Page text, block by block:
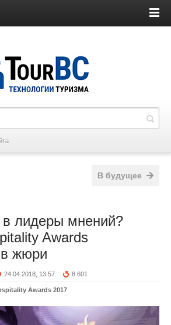
В будущее
в лидеры мнений?
Awards
в жюри
24.04.2018, 13:57 8 601
Awards 2017